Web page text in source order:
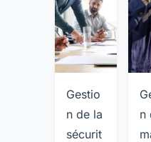
Gestio
n de la
sécurit
n